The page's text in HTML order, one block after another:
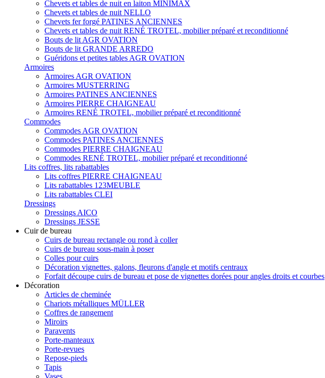
Chevets et tables de nuit en laiton MINIMAX
Chevets et tables de nuit NELLO
Chevets fer forgé PATINES ANCIENNES
Chevets et tables de nuit RENÉ TROTEL, mobilier préparé et reconditionné
Bouts de lit AGR OVATION
Bouts de lit GRANDE ARREDO
Guéridons et petites tables AGR OVATION
Armoires
Armoires AGR OVATION
Armoires MUSTERRING
Armoires PATINES ANCIENNES
Armoires PIERRE CHAIGNEAU
Armoires RENÉ TROTEL, mobilier préparé et reconditionné
Commodes
Commodes AGR OVATION
Commodes PATINES ANCIENNES
Commodes PIERRE CHAIGNEAU
Commodes RENÉ TROTEL, mobilier préparé et reconditionné
Lits coffres, lits rabattables
Lits coffres PIERRE CHAIGNEAU
Lits rabattables 123MEUBLE
Lits rabattables CLEI
Dressings
Dressings AICO
Dressings JESSE
Cuir de bureau
Cuirs de bureau rectangle ou rond à coller
Cuirs de bureau sous-main à poser
Colles pour cuirs
Décoration vignettes, galons, fleurons d'angle et motifs centraux
Forfait découpe cuirs de bureau et pose de vignettes dorées pour angles droits et courbes
Décoration
Articles de cheminée
Chariots métalliques MÜLLER
Coffres de rangement
Miroirs
Paravents
Porte-manteaux
Porte-revues
Repose-pieds
Tapis
Vases